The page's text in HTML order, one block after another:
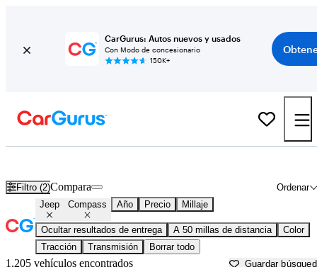
CarGurus: Autos nuevos y usados
Con Modo de concesionario
150K+
Filtro (2) Ordenar
Compara
Jeep Compass Año Precio Millaje
Ocultar resultados de entrega A 50 millas de distancia
Color
Tracción
Transmisión Borrar todo
1,205 vehículos encontrados Guardar